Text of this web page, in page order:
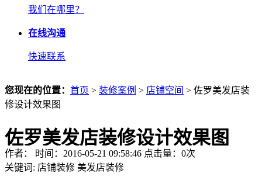
我们在哪里？
在线沟通
快速联系
您现在的位置： 首页 > 装修案例 > 店铺空间 > 佐罗美发店装
修设计效果图
佐罗美发店装修设计效果图
作者： 时间：2016-05-21 09:58:46 点击量： 0次
关键词: 店铺装修 美发店装修